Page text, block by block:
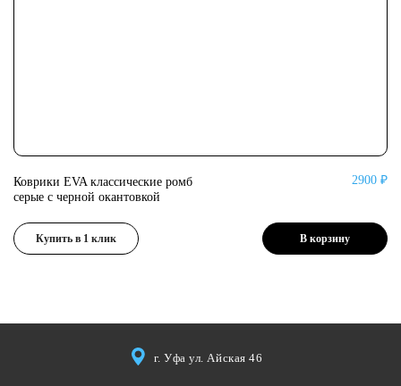
Коврики EVA классические ромб
серые с черной окантовкой
2900 ₽
Купить в 1 клик В корзину
г. Уфа ул. Айская 46